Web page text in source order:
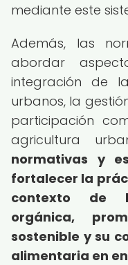
mediante este
Además, las
abordar
integración de
urbanos, la
participación
agricultura
normativas y
fortalecer la
contexto de
orgánica,
sostenible y su
alimentaria en